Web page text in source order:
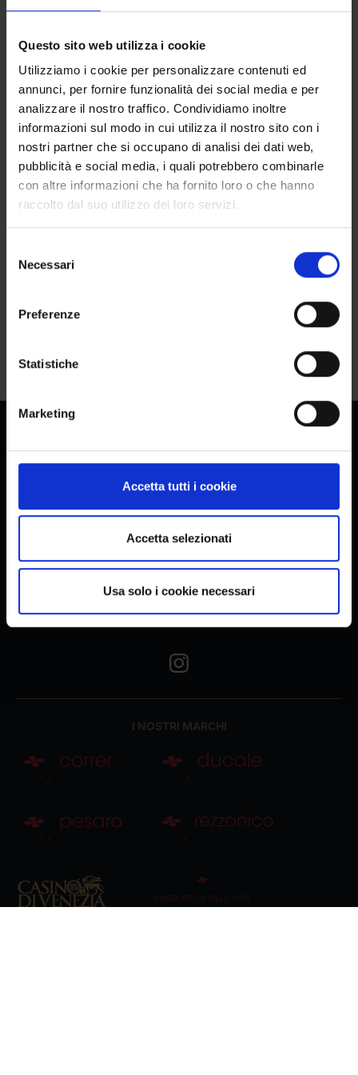
Questo sito web utilizza i cookie
Utilizziamo i cookie per personalizzare contenuti ed
annunci, per fornire funzionalità dei social media e per
analizzare il nostro traffico. Condividiamo inoltre
informazioni sul modo in cui utilizza il nostro sito con i
nostri partner che si occupano di analisi dei dati web,
pubblicità e social media, i quali potrebbero combinarle
con altre informazioni che ha fornito loro o che hanno
raccolto dal suo utilizzo dei loro servizi.
delNecessari
Preferenze
Statistiche
Marketing
Accetta tutti i cookie
Accetta selezionati
Usa solo i cookie necessari
banqueting@casinovenezia.it
Cannaregio 2040
I NOSTRI MARCHI